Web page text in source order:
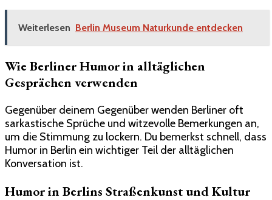
Weiterlesen Berlin Museum Naturkunde entdecken
Wie Berliner Humor in alltäglichen
Gesprächen verwenden
Gegenüber deinem Gegenüber wenden Berliner oft
sarkastische Sprüche und witzevolle Bemerkungen an,
um die Stimmung zu lockern. Du bemerkst schnell, dass
Humor in Berlin ein wichtiger Teil der alltäglichen
Konversation ist.
Humor in Berlins Straßenkunst und Kultur